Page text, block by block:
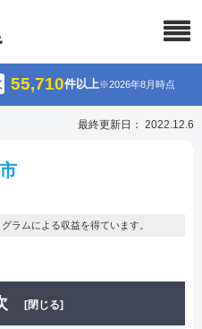
55,710件以上※2026年8月時点
最終更新日： 2022.12.6
ラムによる収益を得ています。
[閉じる]